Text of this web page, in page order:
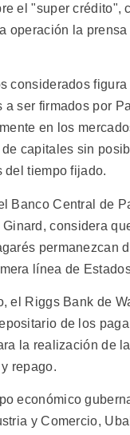
el "super crédito",
operación la prensa
considerados
a ser firmados por
en los
capitales sin
del tiempo fijado.
Banco Central de
Ginard, considera
permanezcan
línea de
el Riggs Bank de
de los
la realización de
repago.
económico
y Comercio,